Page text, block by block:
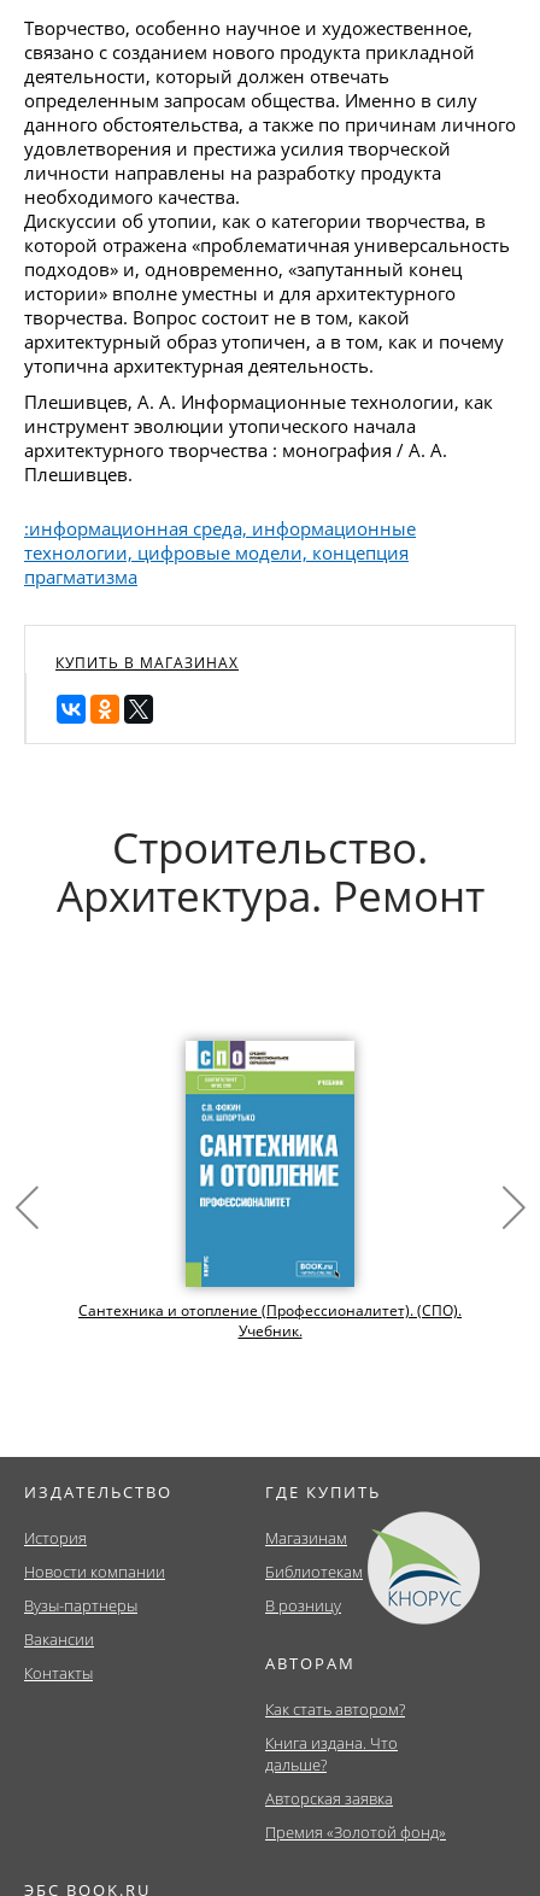
Творчество, особенно научное и художественное,
связано с созданием нового продукта прикладной
деятельности, который должен отвечать
определенным запросам общества. Именно в силу
данного обстоятельства, а также по причинам личного
удовлетворения и престижа усилия творческой
личности направлены на разработку продукта
необходимого качества.
Дискуссии об утопии, как о категории творчества, в
которой отражена «проблематичная универсальность
подходов» и, одновременно, «запутанный конец
истории» вполне уместны и для архитектурного
творчества. Вопрос состоит не в том, какой
архитектурный образ утопичен, а в том, как и почему
утопична архитектурная деятельность.
Плешивцев, А. А. Информационные технологии, как
инструмент эволюции утопического начала
архитектурного творчества : монография / А. А.
Плешивцев.
:информационная среда, информационные
технологии, цифровые модели, концепция
прагматизма
КУПИТЬ В МАГАЗИНАХ
Строительство.
Архитектура. Ремонт
Сантехника и отопление (Профессионалитет). (СПО).
Учебник.
ИЗДАТЕЛЬСТВО
История
Новости компании
Вузы-партнеры
Вакансии
Контакты
ГДЕ КУПИТЬ
Магазинам
Библиотекам
В розницу
АВТОРАМ
Как стать автором?
Книга издана. Что
дальше?
Авторская заявка
Премия «Золотой фонд»
ЭБС BOOK.RU